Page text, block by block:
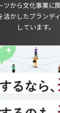
ツから文化事業に
活かしたブランデ
しています。